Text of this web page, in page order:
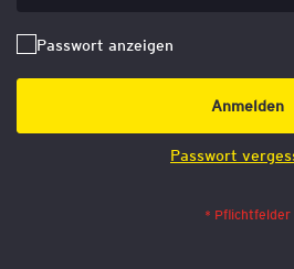
Passwort anzeigen
Anmelden
Passwort